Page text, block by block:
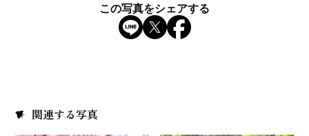
この写真をシェアする
関連する写真